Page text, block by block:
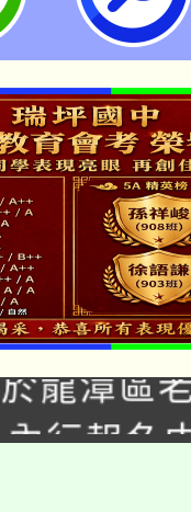
、30在
龍潭區
行報名